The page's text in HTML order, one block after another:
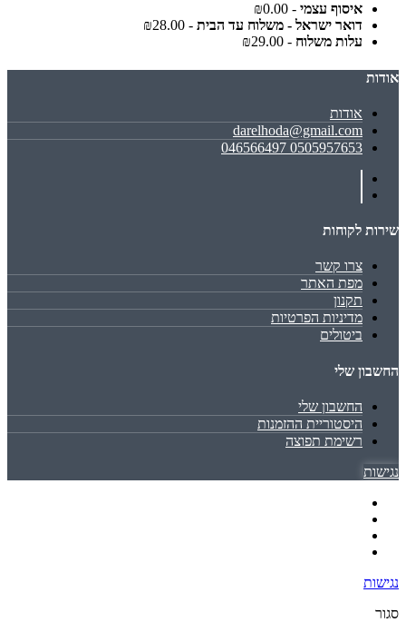
איסוף עצמי - ₪0.00
דואר ישראל - משלוח עד הבית - ₪28.00
עלות משלוח - ₪29.00
אודות
אודות
darelhoda@gmail.com
0505957653 046566497
שירות לקוחות
צרו קשר
מפת האתר
תקנון
מדיניות הפרטיות
ביטולים
החשבון שלי
החשבון שלי
היסטוריית ההזמנות
רשימת תפוצה
נגישות
נגישות
סגור